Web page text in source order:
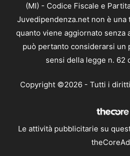
(MI) - Codice Fiscale e
Juvedipendenza.net non è una
quanto viene aggiornato senza
può pertanto considerarsi un
sensi della legge n. 62
Copyright ©2026 - Tutti i
Le attività pubblicitarie su